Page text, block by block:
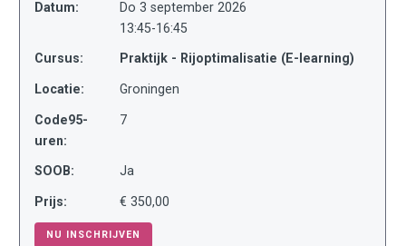
Datum:
Do 3 september 2026
13:45-16:45
Cursus: Praktijk - Rijoptimalisatie (E-learning)
Locatie: Groningen
Code95-
uren:
7
SOOB: Ja
Prijs: € 350,00
NU INSCHRIJVEN